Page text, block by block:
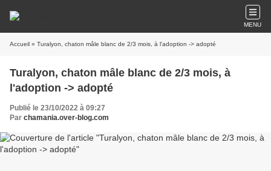
MENU
Accueil » Turalyon, chaton mâle blanc de 2/3 mois, à l'adoption -> adopté
Turalyon, chaton mâle blanc de 2/3 mois, à
l'adoption -> adopté
Publié le 23/10/2022 à 09:27
Par chamania.over-blog.com